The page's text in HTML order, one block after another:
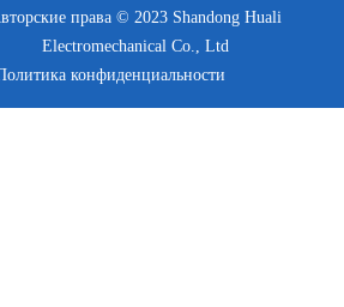
права © 2023 Shandong Huali
Electromechanical Co., Ltd
конфиденциальности